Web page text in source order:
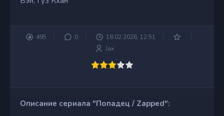
495 0
18.02.2026, 12:51
Jax
Описание сериала "Попадец / Zapped":